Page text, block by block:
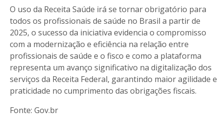
O uso da Receita Saúde irá se tornar obrigatório para
todos os profissionais de saúde no Brasil a partir de
2025, o sucesso da iniciativa evidencia o compromisso
com a modernização e eficiência na relação entre
profissionais de saúde e o fisco e como a plataforma
representa um avanço significativo na digitalização dos
serviços da Receita Federal, garantindo maior agilidade e
praticidade no cumprimento das obrigações fiscais.
Fonte: Gov.br